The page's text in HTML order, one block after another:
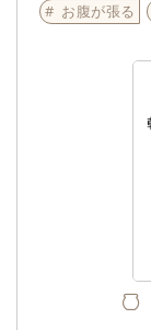
お腹が張る